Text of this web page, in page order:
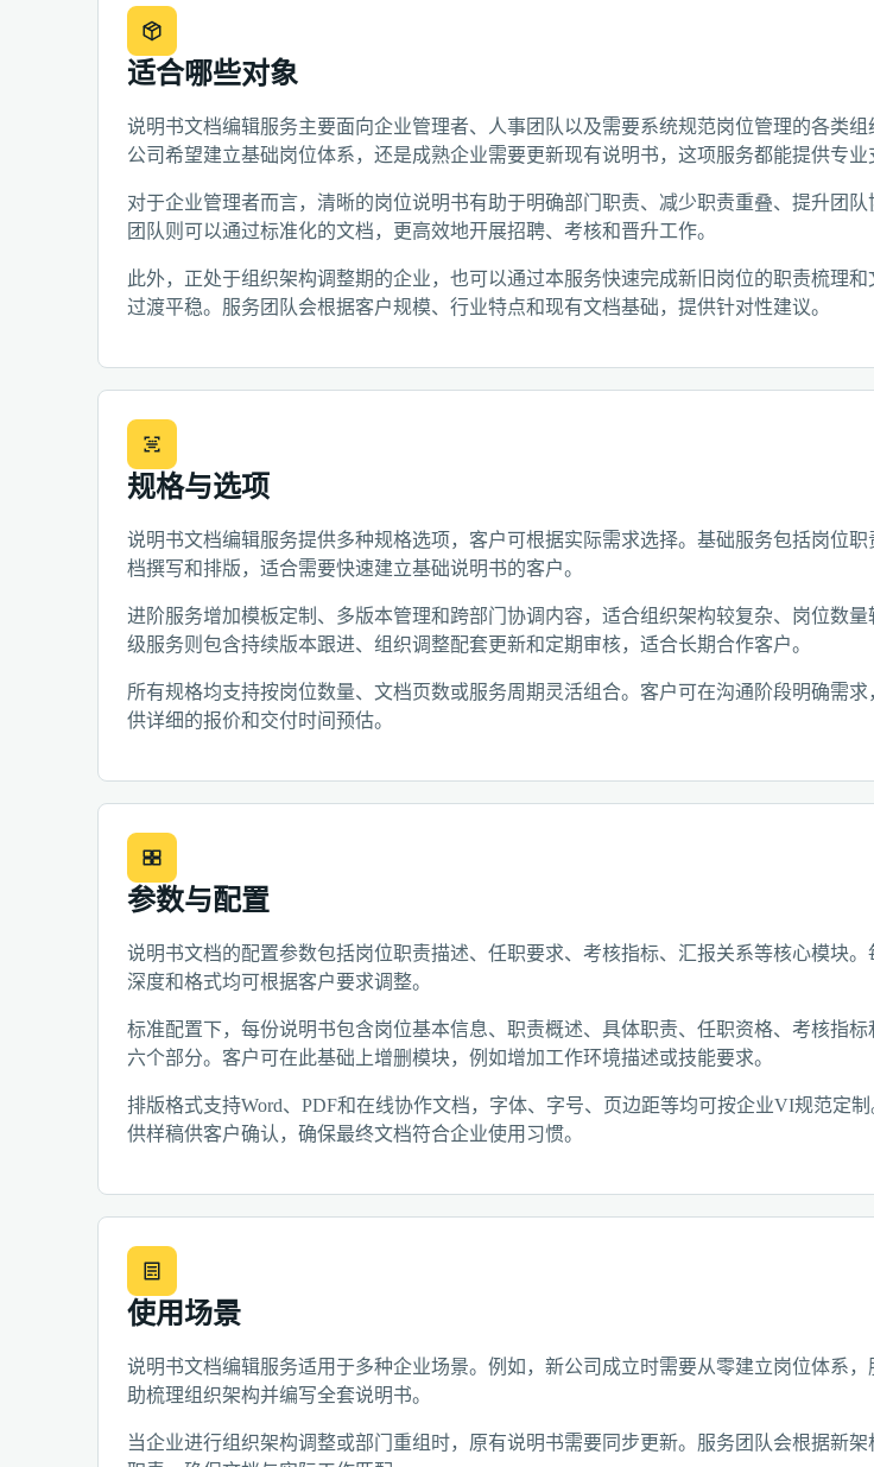
适合哪些对象
说明书文档编辑服务主要面向企业管理者、人事团队以及需要系统规范岗位管理的各类组
公司希望建立基础岗位体系，还是成熟企业需要更新现有说明书，这项服务都能提供专业
对于企业管理者而言，清晰的岗位说明书有助于明确部门职责、减少职责重叠、提升团
团队则可以通过标准化的文档，更高效地开展招聘、考核和晋升工作。
此外，正处于组织架构调整期的企业，也可以通过本服务快速完成新旧岗位的职责梳理
过渡平稳。服务团队会根据客户规模、行业特点和现有文档基础，提供针对性建议。
规格与选项
说明书文档编辑服务提供多种规格选项，客户可根据实际需求选择。基础服务包括岗位
档撰写和排版，适合需要快速建立基础说明书的客户。
进阶服务增加模板定制、多版本管理和跨部门协调内容，适合组织架构较复杂、岗位数量
级服务则包含持续版本跟进、组织调整配套更新和定期审核，适合长期合作客户。
所有规格均支持按岗位数量、文档页数或服务周期灵活组合。客户可在沟通阶段明确需求
供详细的报价和交付时间预估。
参数与配置
说明书文档的配置参数包括岗位职责描述、任职要求、考核指标、汇报关系等核心模块。
深度和格式均可根据客户要求调整。
标准配置下，每份说明书包含岗位基本信息、职责概述、具体职责、任职资格、考核指标
六个部分。客户可在此基础上增删模块，例如增加工作环境描述或技能要求。
排版格式支持Word、PDF和在线协作文档，字体、字号、页边距等均可按企业VI规范定
供样稿供客户确认，确保最终文档符合企业使用习惯。
使用场景
说明书文档编辑服务适用于多种企业场景。例如，新公司成立时需要从零建立岗位体系
助梳理组织架构并编写全套说明书。
当企业进行组织架构调整或部门重组时，原有说明书需要同步更新。服务团队会根据新架